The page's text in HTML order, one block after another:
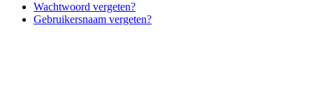
Wachtwoord vergeten?
Gebruikersnaam vergeten?